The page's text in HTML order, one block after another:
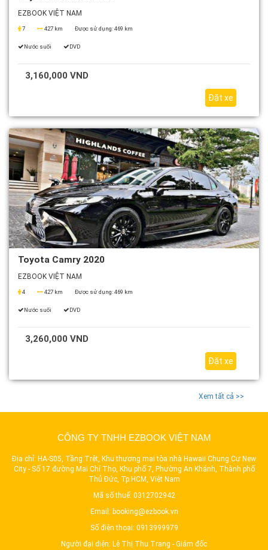
EZBOOK VIỆT NAM
7 427 km Được sử dụng:469 km
Nước suối DVD
3,160,000 VND
Đặt xe
Toyota Camry 2020
EZBOOK VIỆT NAM
4 427 km Được sử dụng:469 km
Nước suối DVD
3,260,000 VND
Đặt xe
Xem tất cả >>
CÔNG TY TNHH EZBOOK VIỆT NAM
Địa chỉ: HA-S05, Tầng Trệt, Khu thương mại tòa nhà Hawaii Chung Cư New
City - Số 17 đường Mai Chí Thọ, Khu phố 7, Phường An Khánh, Thành phố
Thủ Đức, Tp.HCM, Việt Nam
Mã số thuế: 0312702942
Email: booking@ezbook.vn
Số điện thoại: 0913999979
Người đại diện: Lê Thị Thu Trang - Giám đốc